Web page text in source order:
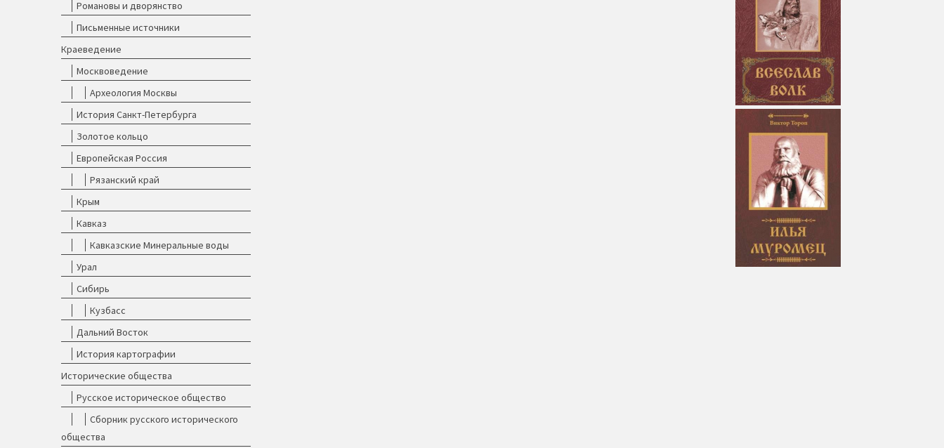
Романовы и дворянство
Письменные источники
Краеведение
Москвоведение
Археология Москвы
История Санкт-Петербурга
Золотое кольцо
Европейская Россия
Рязанский край
Крым
Кавказ
Кавказские Минеральные воды
Урал
Сибирь
Кузбасс
Дальний Восток
История картографии
Исторические общества
Русское историческое общество
Сборник русского исторического
общества